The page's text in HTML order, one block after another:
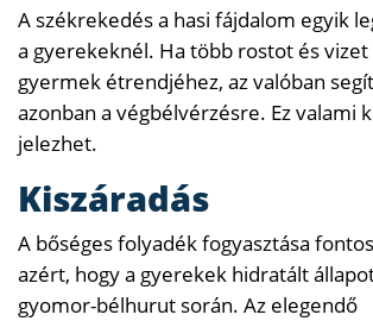
A székrekedés a hasi fájdalom egyik
a gyerekeknél. Ha több rostot és vizet
gyermek étrendjéhez, az valóban
azonban a végbélvérzésre. Ez valami
jelezhet.
Kiszáradás
A bőséges folyadék fogyasztása
azért, hogy a gyerekek hidratált
gyomor-bélhurut során. Az elegendő